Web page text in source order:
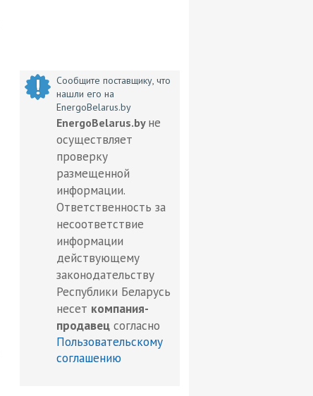
Сообщите поставщику, что
нашли его на
EnergoBelarus.by
EnergoBelarus.by не
осуществляет
проверку
размещенной
информации.
Ответственность за
несоответствие
информации
действующему
законодательству
Республики Беларусь
несет компания-
продавец согласно
Пользовательскому
соглашению